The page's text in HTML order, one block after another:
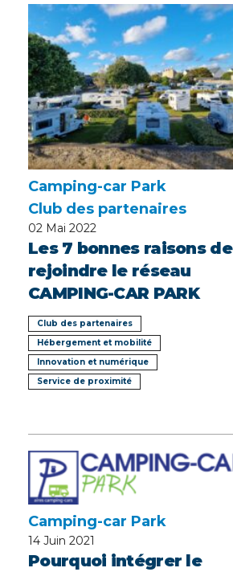
Camping-car Park
Club des partenaires
02 Mai 2022
Les 7 bonnes raisons de
rejoindre le réseau
CAMPING-CAR PARK
Club des partenaires
Hébergement et mobilité
Innovation et numérique
Service de proximité
Camping-car Park
14 Juin 2021
Pourquoi intégrer le